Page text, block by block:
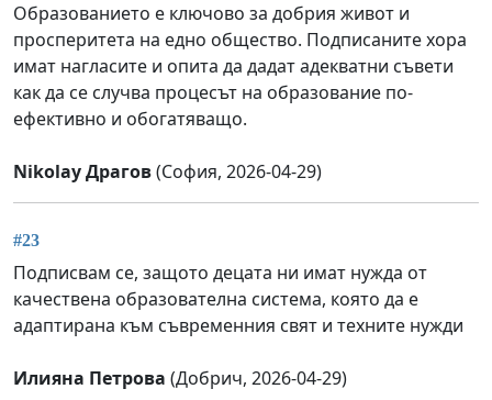
Образованието е ключово за добрия живот и
просперитета на едно общество. Подписаните хора
имат нагласите и опита да дадат адекватни съвети
как да се случва процесът на образование по-
ефективно и обогатяващо.
Nikolay Драгов(София, 2026-04-29)
#23
Подписвам се, защото децата ни имат нужда от
качествена образователна система, която да е
адаптирана към съвременния свят и техните нужди
Илияна Петрова (Добрич, 2026-04-29)